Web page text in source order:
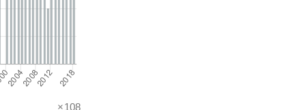
×108